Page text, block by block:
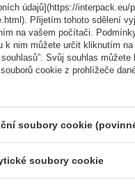
s DPH
ve velkém množství
Přidat
do
košíku
údajů](https://interpack.eu/
Přijetím tohoto sdělení
na vašem počítači.
k nim můžete určit kliknutím
souhlasů”. Svůj souhlas
cookie z prohlížeče
soubory cookie
soubory cookie